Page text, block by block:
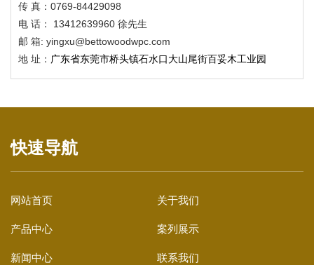
2022年冬奥会滑雪场馆
响堂山4A级风景区塑木应用
广西弄拉廊架与栈道
传 真：0769-84429098
电 话： 13412639960 徐先生
邮 箱: yingxu@bettowoodwpc.com
地 址： 广东省东莞市桥头镇石水口大山尾街百妥木工业园
快速导航
网站首页 关于我们
产品中心 案列展示
新闻中心 联系我们